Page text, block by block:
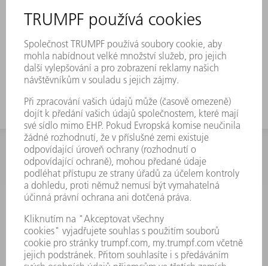
INFORMACE
Často kladené dotazy
Všeobecné obchodní podmínky
KONTAKTNÍ ÚDAJE
Náhradní díly
+420 251 106 254
Po - čt 8:00 - 17:00
Pá 8:00 - 16:00